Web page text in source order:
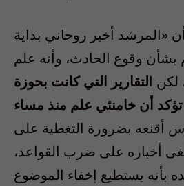
«المرشد أخبر روحاني بداية
وقوع الحادث، وأنه علم
لكن التقارير التي كانت بحوزة
أن خامنئي علم منذ مساء
أقنعه بضرورة التغطية على
أخباره على ضرب القواعد،